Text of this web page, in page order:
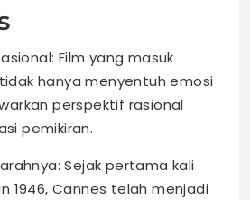
Film yang masuk
hanya menyentuh emosi
perspektif rasional
pemikiran.
Sejak pertama kali
1946, Cannes telah menjadi